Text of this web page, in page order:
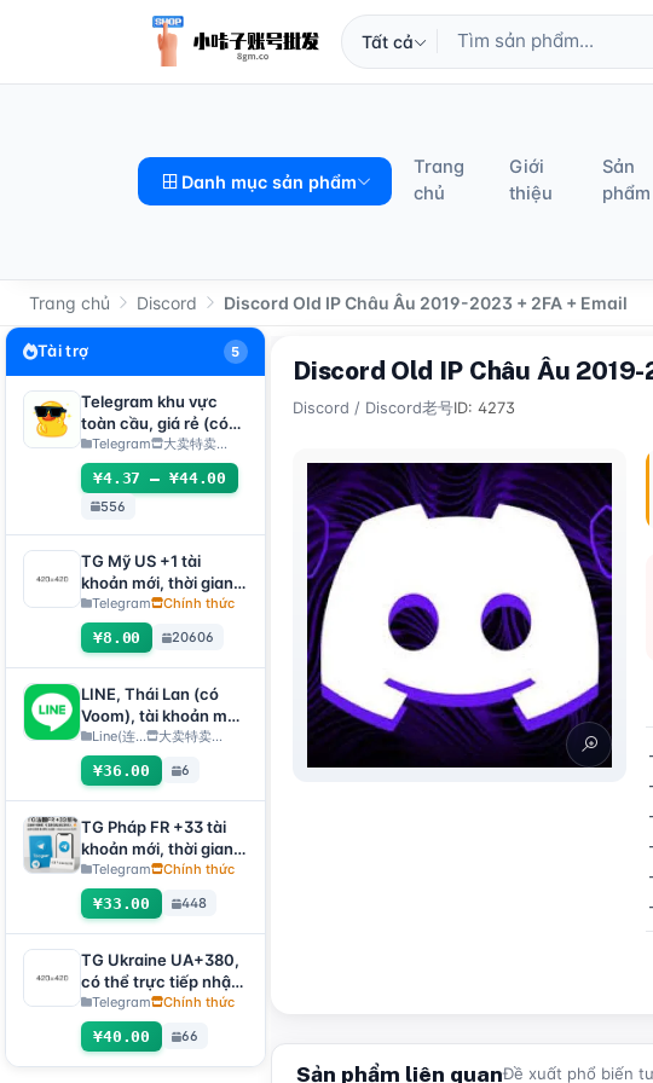
Tất cả
Danh mục sản phẩm
Trang
chủ
Giới
thiệu
Sản
phẩm
Trang chủ Discord Discord Old IP Châu Âu 2019-2023 + 2FA + Email
Tài trợ 5
Telegram khu vực
toàn cầu, giá rẻ (có
thể trực tiếp nhận mã
đăng
nhập/TDATA/JSON
.SESSION)
Telegram 大卖特卖…
¥4.37 – ¥44.00
556
TG Mỹ US +1 tài
khoản mới, thời gian
đăng ký ngẫu nhiên,
có thể nhận trực tiếp
mã xác minh để đăng
nhập, hỗ trợ mọi thiết
bị (nhận mã xác minh
+ tệp tdata/session)
🔥
Telegram Chính thức
¥8.00 20606
LINE, Thái Lan (có
Voom), tài khoản mới
đăng ký 1 ngày+,
chuyển mã QR [Giao
hàng tự động, toàn
bộ kho hàng đều sẽ
được kiểm tra trạng
thái sống tự động]
Line(连... 大卖特卖…
¥36.00 6
TG Pháp FR +33 tài
khoản mới, thời gian
đăng ký ngẫu nhiên,
có thể nhận mã xác
minh để đăng nhập
trực tiếp, hỗ trợ mọi
thiết bị (nhận mã xác
minh + tdata/session
file) 🔥
Telegram Chính thức
¥33.00 448
TG Ukraine UA+380,
có thể trực tiếp nhận
mã xác minh để đăng
nhập, hỗ trợ mọi thiết
bị (nhận mã xác minh
+ tdata/session file)
Telegram Chính thức
¥40.00 66
Discord Old IP Châu Âu
Discord / Discord老号ID: 4273
Sản phẩm liên quanĐề xuất phổ biến